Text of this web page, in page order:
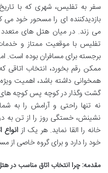
سفر به تفلیس، شهری که با
بازدیدکننده ای را مسحور خود
می زند. در میان هتل های
تفلیس با موقعیت ممتاز و
برجسته برای مسافران بوده است.
ممکن رقم بخورد، انتخاب اتاقی
همخوانی داشته باشد، اهمیت
گشت وگذار در کوچه پس کوچه های
نه تنها راحتی و آرامش را به
نشینش، خستگی روز را از تن به
خانه را القا نماید. هر یک از
خود را دارد و برای گروه خاصی از
مقدمه: چرا انتخاب اتاق مناسب در